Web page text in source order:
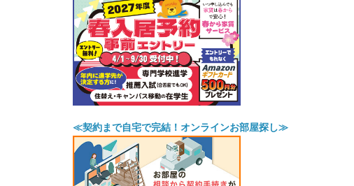
≪契約まで自宅で完結！オンラインお部屋探し≫